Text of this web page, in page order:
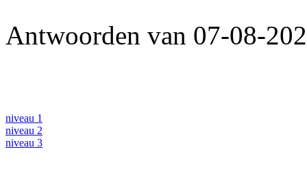
Antwoorden van 07-08-
niveau 1
niveau 2
niveau 3